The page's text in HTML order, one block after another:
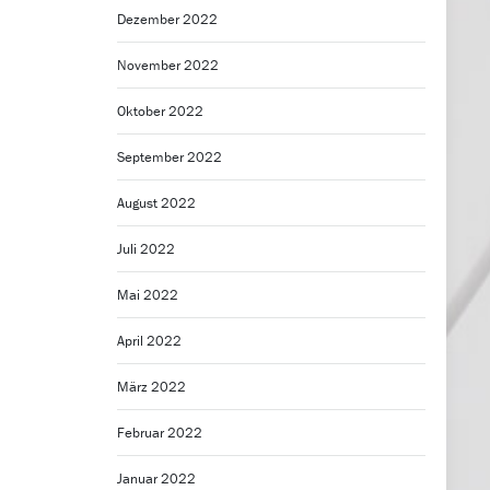
Dezember 2022
November 2022
Oktober 2022
September 2022
August 2022
Juli 2022
Mai 2022
April 2022
März 2022
Februar 2022
Januar 2022